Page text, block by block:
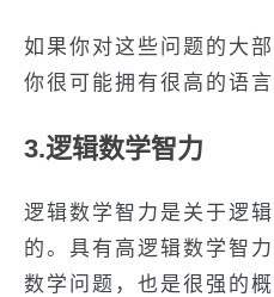
如果你对这些问题的大
你很可能拥有很高的语言
3.逻辑数学智力
逻辑数学智力是关于逻
的。具有高逻辑数学智
数学问题，也是很强的